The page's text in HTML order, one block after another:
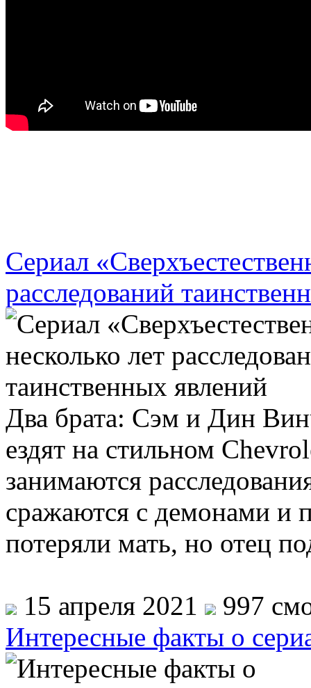
Сериал
расследований
Два брата: Сэм и Дин
ездят на стильном
занимаются
сражаются с демонами и
потеряли мать, но отец
15 апреля 2021
997
Интересные факты о